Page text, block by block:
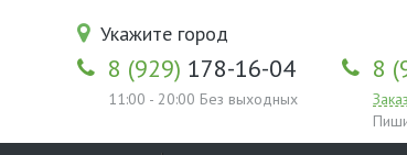
Укажите город
8 (929) 178-16-04
11:00 - 20:00 Без выходных
8